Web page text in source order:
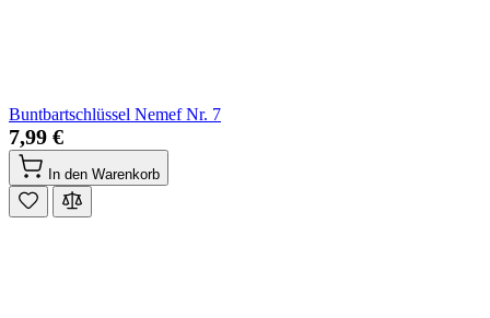
Buntbartschlüssel Nemef Nr. 7
7,99 €
In den Warenkorb